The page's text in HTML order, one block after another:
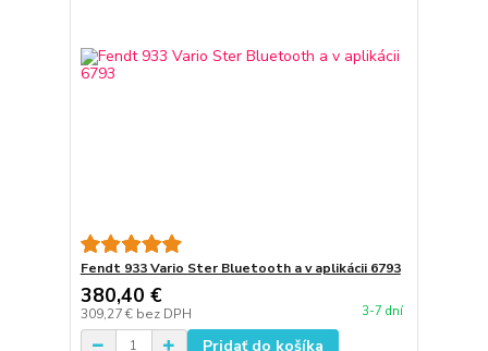
Fendt 933 Vario Ster Bluetooth a v aplikácii 6793
380,40 €
309,27 € bez DPH 3-7 dní
Pridať do košíka